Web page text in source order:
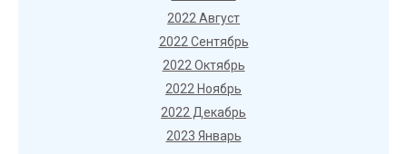
2022 Август
2022 Сентябрь
2022 Октябрь
2022 Ноябрь
2022 Декабрь
2023 Январь